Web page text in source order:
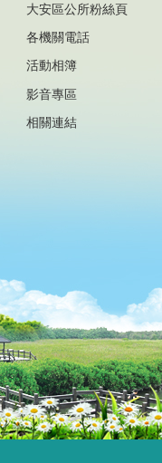
大安區公所粉絲頁
各機關電話
活動相簿
影音專區
相關連結